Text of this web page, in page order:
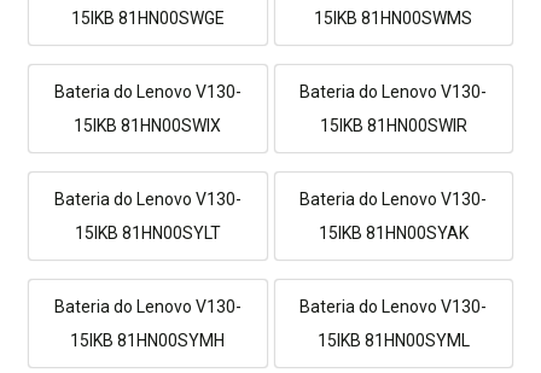
15IKB 81HN00SWGE
15IKB 81HN00SWMS
Bateria do Lenovo V130-
15IKB 81HN00SWIX
Bateria do Lenovo V130-
15IKB 81HN00SWIR
Bateria do Lenovo V130-
15IKB 81HN00SYLT
Bateria do Lenovo V130-
15IKB 81HN00SYAK
Bateria do Lenovo V130-
15IKB 81HN00SYMH
Bateria do Lenovo V130-
15IKB 81HN00SYML